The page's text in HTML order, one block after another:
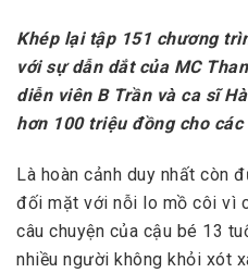
Khép lại tập 151 chương
với sự dẫn dắt của MC
diễn viên B Trần và ca sĩ
hơn 100 triệu đồng cho
Là hoàn cảnh duy nhất còn
đối mặt với nỗi lo mồ côi vì
câu chuyện của cậu bé 13
nhiều người không khỏi xót